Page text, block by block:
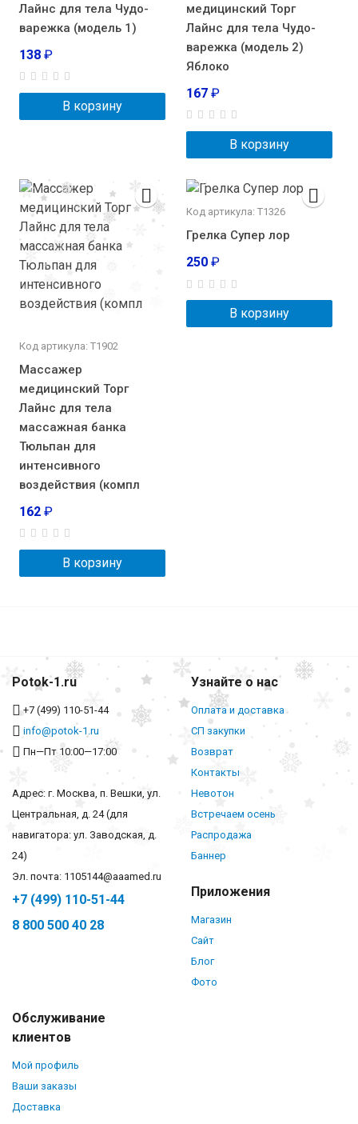
Лайнс для тела Чудо-
варежка (модель 1)
138 ₽
В корзину
медицинский Торг
Лайнс для тела Чудо-
варежка (модель 2)
Яблоко
167 ₽
В корзину
Код артикула: Т1902
Массажер
медицинский Торг
Лайнс для тела
массажная банка
Тюльпан для
интенсивного
воздействия (компл
162 ₽
В корзину
Код артикула: Т1326
Грелка Супер лор
250 ₽
В корзину
Potok-1.ru
+7 (499) 110-51-44
info@potok-1.ru
Пн—Пт 10:00—17:00
Адрес: г. Москва, п. Вешки, ул.
Центральная, д. 24 (для
навигатора: ул. Заводская, д.
24)
Эл. почта: 1105144@aaamed.ru
+7 (499) 110-51-44
8 800 500 40 28
Узнайте о нас
Оплата и доставка
СП закупки
Возврат
Контакты
Невотон
Встречаем осень
Распродажа
Баннер
Приложения
Магазин
Сайт
Блог
Фото
Обслуживание
клиентов
Мой профиль
Ваши заказы
Доставка